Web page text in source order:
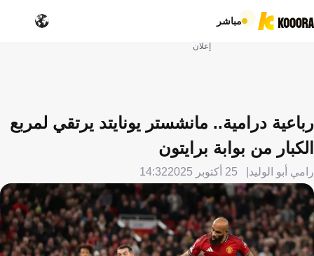
مباشر
إعلان
رباعية درامية.. مانشستر يونايتد يرتقي لمربع
الكبار من بوابة برايتون
رامي أبو الوليد 25 أكتوبر 2025 14:32